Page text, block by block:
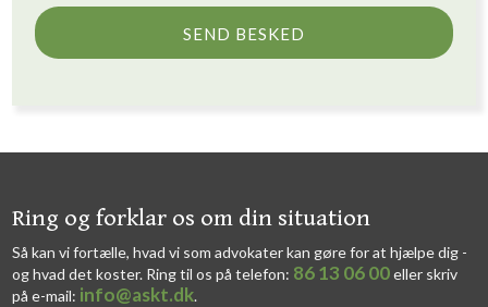
​​Ring og forklar os om din situation
Så kan vi fortælle, hvad vi som advokater kan gøre for at hjælpe dig -
og hvad det koster. Ring til os på telefon: 86 13 06 00eller skriv
på e-mail: info@askt.dk​.​